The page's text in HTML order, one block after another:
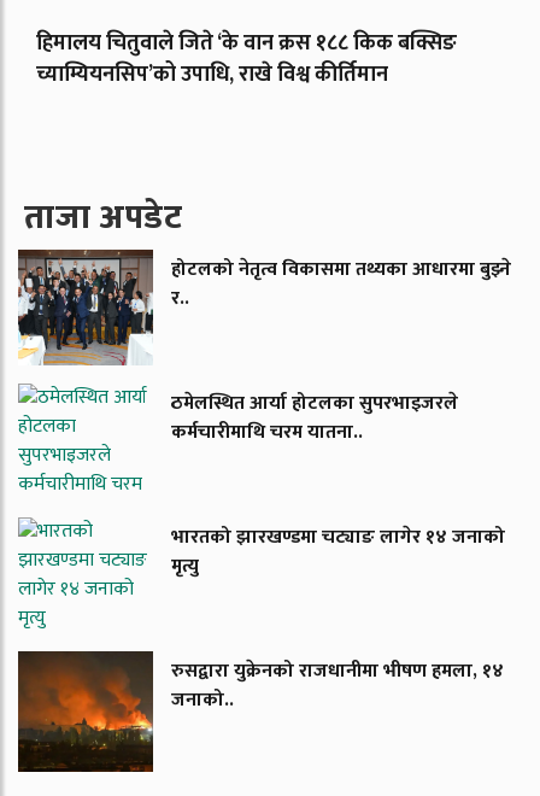
हिमालय चितुवाले जिते ‘के वान क्रस १८८ किक बक्सिङ
च्याम्यियनसिप’को उपाधि, राखे विश्व कीर्तिमान
ताजा अपडेट
होटलको नेतृत्व विकासमा तथ्यका आधारमा बुझ्ने
र..
ठमेलस्थित आर्या होटलका सुपरभाइजरले
कर्मचारीमाथि चरम यातना..
भारतको झारखण्डमा चट्याङ लागेर १४ जनाको
मृत्यु
रुसद्वारा युक्रेनको राजधानीमा भीषण हमला, १४
जनाको..